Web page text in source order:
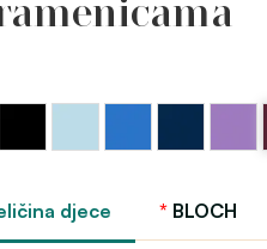
Bloch
Bloch
bluza
lavande
djece BLOCH